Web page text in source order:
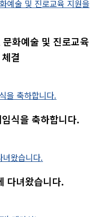
화예술 및 진로교육
결
식을 축하합니다.
다녀왔습니다.